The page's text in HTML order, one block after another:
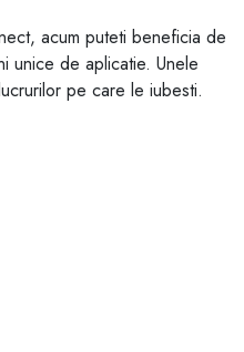
acum puteti beneficia de
unice de aplicatie. Unele
pe care le iubesti.